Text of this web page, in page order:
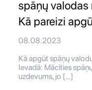
spāņų
Kā pareizi
08.08.2023
Kā apgūt spāņų
Ievadā: Mācīties
uzdevums, jo […]